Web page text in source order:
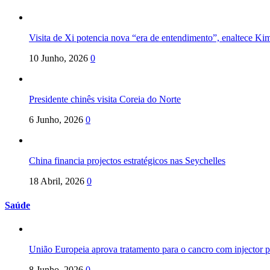
Visita de Xi potencia nova “era de entendimento”, enaltece
10 Junho, 2026 0
Presidente chinês visita Coreia do Norte
6 Junho, 2026 0
China financia projectos estratégicos nas Seychelles
18 Abril, 2026 0
Saúde
União Europeia aprova tratamento para o cancro com injector